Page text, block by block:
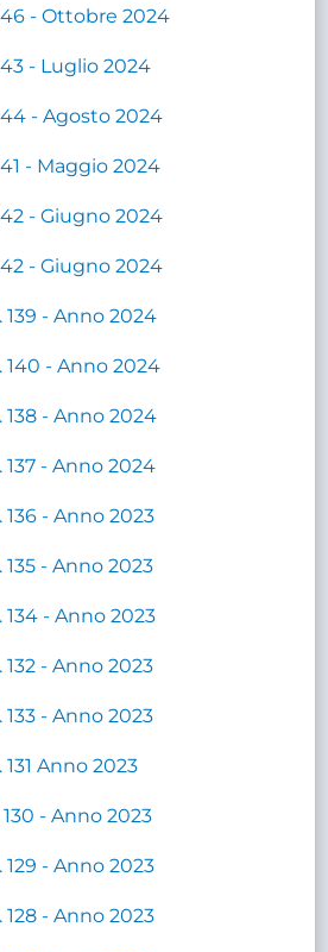
- Ottobre 2024
- Luglio 2024
- Agosto 2024
- Maggio 2024
- Giugno 2024
- Giugno 2024
139 - Anno 2024
140 - Anno 2024
138 - Anno 2024
137 - Anno 2024
136 - Anno 2023
135 - Anno 2023
134 - Anno 2023
132 - Anno 2023
133 - Anno 2023
131 Anno 2023
- Anno 2023
129 - Anno 2023
128 - Anno 2023